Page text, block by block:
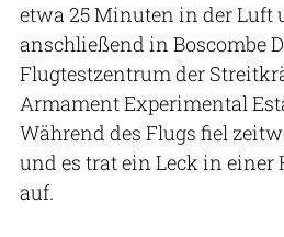
etwa 25 Minuten in der Luft
anschließend in Boscombe
Flugtestzentrum der
Armament Experimental
Während des Flugs fiel
und es trat ein Leck in
auf.